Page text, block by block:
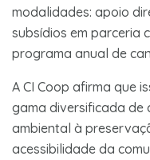
modalidades: apoio
subsídios em parceria
programa anual de
A CI Coop afirma que
gama diversificada de
ambiental à
acessibilidade da